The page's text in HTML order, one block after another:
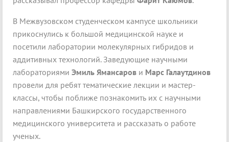
В Межвузовском студенческом кампусе школьники
прикоснулись к большой медицинской науке и
посетили лаборатории молекулярных гибридов и
аддитивных технологий. Заведующие научными
лабораториями Эмиль Ямансаров и Марс Галаутдинов
провели для ребят тематические лекции и мастер-
классы, чтобы поближе познакомить их с научными
направлениями Башкирского государственного
медицинского университета и рассказать о работе
ученых.